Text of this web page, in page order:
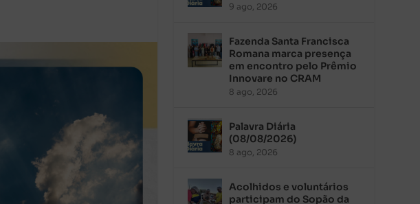
9 ago, 2026
Fazenda Santa Francisca
Romana marca presença
em encontro pelo Prêmio
Innovare no CRAM
8 ago, 2026
Palavra Diária
(08/08/2026)
8 ago, 2026
Acolhidos e voluntários
participam do Sopão da